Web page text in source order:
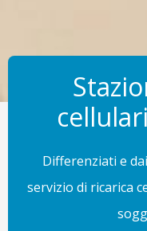
Differenziati e
servizio di ricarica